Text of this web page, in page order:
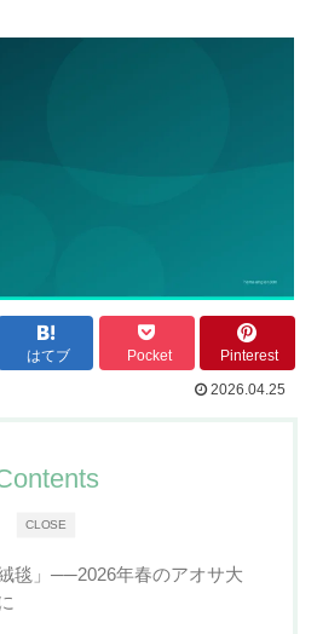
はてブ Pocket
Pinterest
2026.04.25
CLOSE
毯」──2026年春のアオサ大